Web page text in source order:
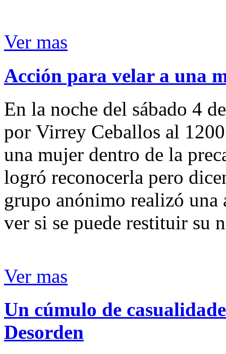
Ver mas
Acción para velar a una
En la noche del sábado 4
por Virrey Ceballos al
una mujer dentro de la
logró reconocerla pero
grupo anónimo realizó
ver si se puede restituir su
Ver mas
Un cúmulo de
Desorden